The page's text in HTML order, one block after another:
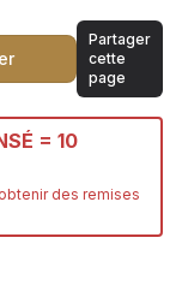
Partager
cette
page
= 10
des remises